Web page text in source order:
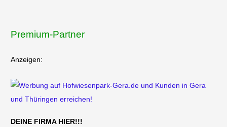
Premium-Partner
Anzeigen:
DEINE FIRMA HIER!!!